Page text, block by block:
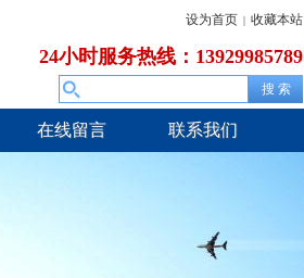
设为首页 | 收藏本站
24小时服务热线：13929985789
在线留言 联系我们